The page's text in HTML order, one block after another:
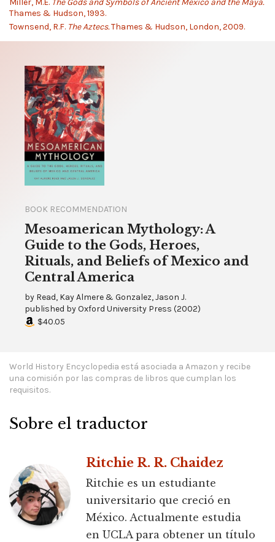
Thames & Hudson, 1993.
Townsend, R.F. The Aztecs.Thames & Hudson, London, 2009.
BOOK RECOMMENDATION
Mesoamerican Mythology: A
Guide to the Gods, Heroes,
Rituals, and Beliefs of Mexico and
Central America
by Read, Kay Almere & Gonzalez, Jason J.
published byOxford University Press (2002)
$40.05
World History Encyclopedia está asociada a Amazon y recibe
una comisión por las compras de libros que cumplan los
requisitos.
Sobre el traductor
Ritchie R. R. Chaidez
Ritchie es un estudiante
universitario que creció en
México. Actualmente estudia
en UCLA para obtener un título